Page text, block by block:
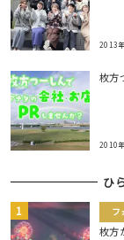
2013
枚方
2010
ひ
フ
枚方